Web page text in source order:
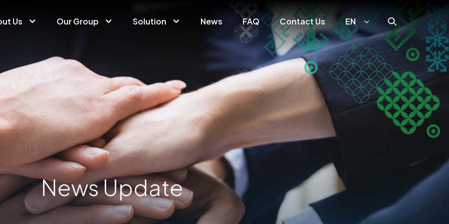
Us Our Group Solution News FAQ Contact Us EN
News Update